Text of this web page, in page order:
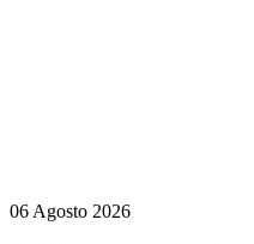
06 Agosto 2026